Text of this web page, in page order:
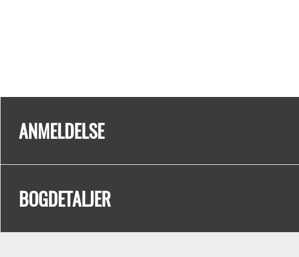
ANMELDELSE
BOGDETALJER